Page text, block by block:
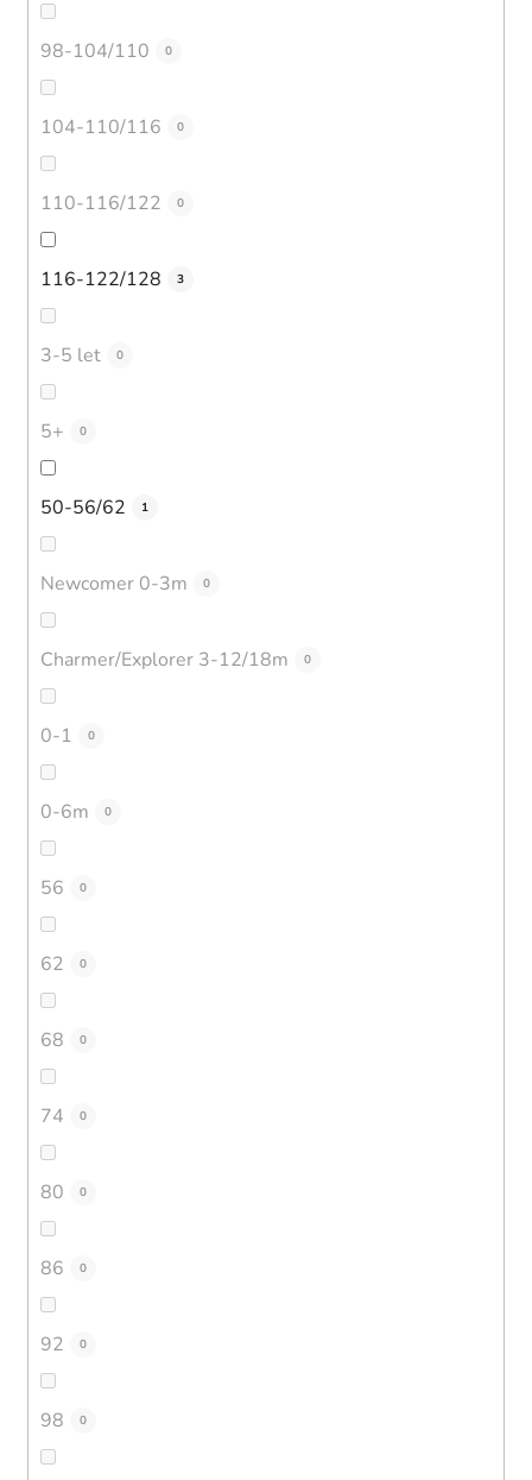
98-104/110 0
104-110/116 0
110-116/122 0
116-122/128 3
3-5 let 0
5+ 0
50-56/62 1
Newcomer 0-3m 0
Charmer/Explorer 3-12/18m 0
0-1 0
0-6m 0
56 0
62 0
68 0
74 0
80 0
86 0
92 0
98 0